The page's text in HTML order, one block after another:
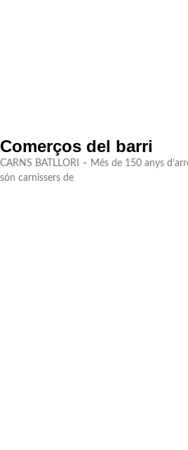
Comerços del barri
CARNS BATLLORI – Més de 150 anys
són carnissers de